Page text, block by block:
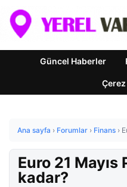
Güncel Haberler
Ana sayfa › Forumlar › Finans ›
Euro 21 Mayıs
kadar?